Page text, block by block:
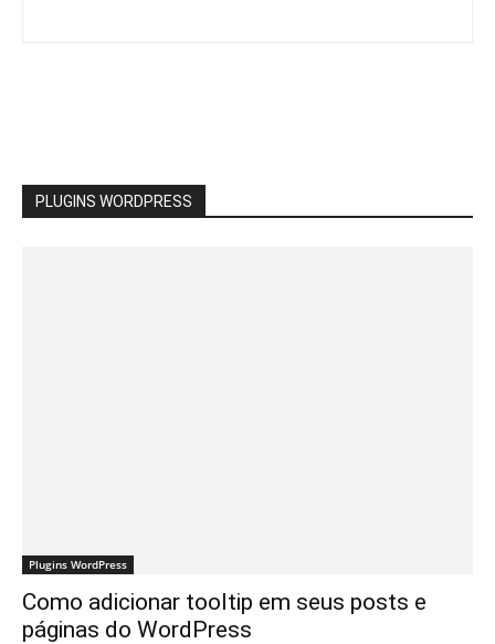
PLUGINS WORDPRESS
Plugins WordPress
Como adicionar tooltip em seus posts e
páginas do WordPress